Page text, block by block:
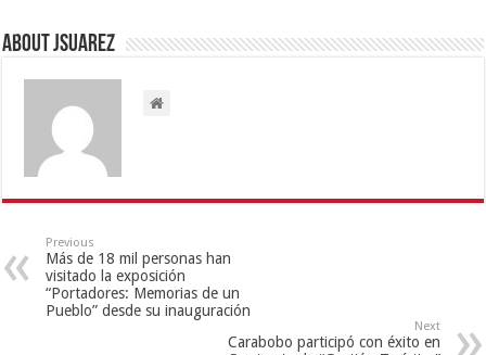
About Jsuarez
Previous
Más de 18 mil personas han
visitado la exposición
“Portadores: Memorias de un
Pueblo” desde su inauguración
Next
Carabobo participó con éxito en